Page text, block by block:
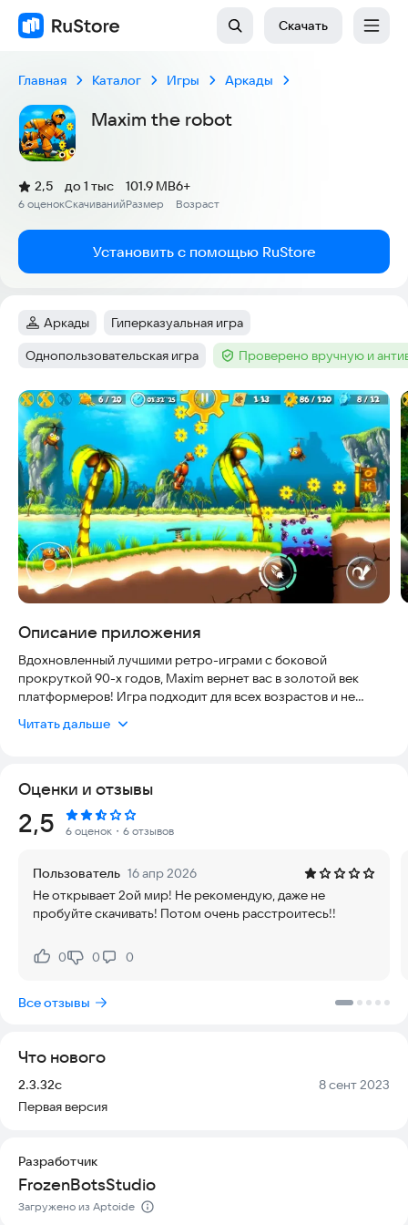
Скачать
Главная Каталог Игры Аркады
Maxim the robot
Рейтинг:
2,5
(
6 оценок
)
Скачиваний
до 1 тыс
Размер
101.9 MB
Возраст
6+
Установить с помощью RuStore
Категория:
Аркады Тег:
Гиперказуальная игра
Тег:
Однопользовательская игра Тег :Проверено вручную и
Скриншоты
Описание приложения
Вдохновленный лучшими ретро-играми с боковой
прокруткой 90-х годов, Maxim вернет вас в золотой век
платформеров! Игра подходит для всех возрастов и не
офлайн-режиме в любое удобное время и в любом месте.
жанра.
Бегайте и прыгайте, чтобы победить великое множество
врагов. Все роботы обладают своими особыми
осваивать игровой процесс: перекатываться, прыгать по
стенам, лазать, летать, стрелять, плавать, спринтовать... И
многое другое!
Выберите свой контроллер: джойстик, D-Pad или Bluetooth-
2D-платформер, действие которого происходит в мире
Откройте для себя 6 уникальных миров, в общей сложности
72 уровня. Путешествуйте по тропикам, бегайте и прыгайте
больше! В каждом мире есть свой босс, с которым вам
особенности :
Читать дальше
Оценки и отзывы
Рейтинг:
2,5 6 оценок ・6 отзывов
Пользователь 16 апр 2026
Не открывает 2ой мир! Не рекомендую, даже не
пробуйте скачивать! Потом очень расстроитесь!!
Нравится:
0Не нравится:
0 0
Все отзывы
Что нового
Версия:
2.3.32c Дата:
8 сент 2023
Первая версия
Разработчик
FrozenBotsStudio
Загружено из Aptoide